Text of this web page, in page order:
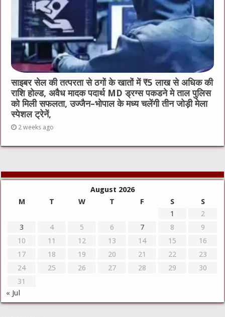
साइबर सेल की तत्परता से ठगों के खातों में ₹5 लाख से अधिक की
राशि होल्ड, अवैध मादक पदार्थ MD ड्रग्स पकडने मे ताल पुलिस
को मिली सफलता, उज्जैन–भोपाल के मध्य चलेंगी तीन जोड़ी मेला
स्पेशल ट्रेनें,
2 weeks ago
August 2026
M
T W T F S
S
1
2
3
4 5 6 7 8
9
10
11 12 13 14 15
16
17
18 19 20 21 22
23
24
25 26 27 28 29
30
31
« Jul